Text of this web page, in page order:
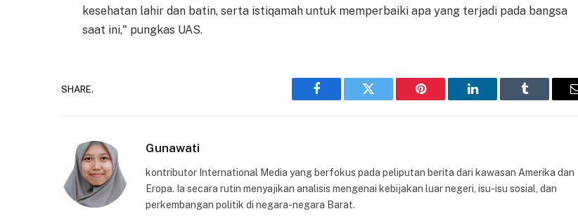
kesehatan lahir dan batin, serta istiqamah untuk memperbaiki apa yang terjadi pada bangsa
saat ini," pungkas UAS.
SHARE.
Facebook Twitter Pinterest LinkedIn Tumblr
Gunawati
kontributor International Media yang berfokus pada peliputan berita dari kawasan Amerika dan
Eropa. Ia secara rutin menyajikan analisis mengenai kebijakan luar negeri, isu-isu sosial, dan
perkembangan politik di negara-negara Barat.